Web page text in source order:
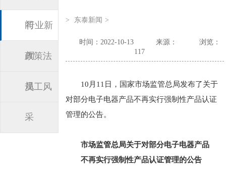
闻
行业新
闻
政策法
规
员工风
采
> 东泰新闻 >
时间：2022-10-13 来源：
浏览：
117
10月11日，国家市场监管总局发布了关于
对部分电子电器产品不再实行强制性产品认证
管理的公告。
市场监管总局关于对部分电子电器产品
不再实行强制性产品认证管理的公告